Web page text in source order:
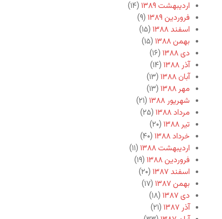
اردیبهشت ۱۳۸۹
(۱۴)
فروردین ۱۳۸۹
(۹)
اسفند ۱۳۸۸
(۱۵)
بهمن ۱۳۸۸
(۱۵)
دی ۱۳۸۸
(۱۶)
آذر ۱۳۸۸
(۱۴)
آبان ۱۳۸۸
(۱۳)
مهر ۱۳۸۸
(۱۳)
شهریور ۱۳۸۸
(۲۱)
مرداد ۱۳۸۸
(۲۵)
تیر ۱۳۸۸
(۲۰)
خرداد ۱۳۸۸
(۴۰)
اردیبهشت ۱۳۸۸
(۱۱)
فروردین ۱۳۸۸
(۱۹)
اسفند ۱۳۸۷
(۲۰)
بهمن ۱۳۸۷
(۱۷)
دی ۱۳۸۷
(۱۸)
آذر ۱۳۸۷
(۲۱)